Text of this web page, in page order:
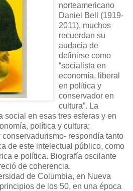
norteamericano
Daniel Bell (1919-
2011), muchos
recuerdan su
audacia de
definirse como
“socialista en
economía, liberal
en política y
conservador en
cultura”. La
social en esas tres esferas y en
política y cultura;
respondía tanto
de este intelectual público, como
e política. Biografía oscilante
de coherencia.
de Columbia, en Nueva
de los 50, en una época